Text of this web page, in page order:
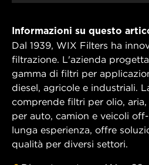
Informazioni su questo
Dal 1939, WIX Filters ha
filtrazione. L'azienda
gamma di filtri per
diesel, agricole e industriali.
comprende filtri per olio,
per auto, camion e veicoli
lunga esperienza, offre
qualità per diversi settori.